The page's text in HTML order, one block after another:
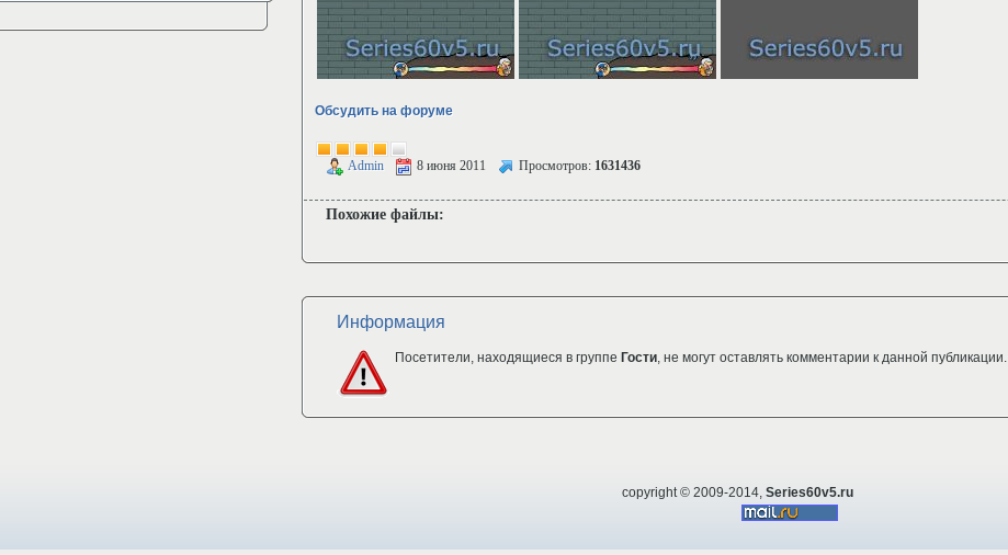
Обсудить на форуме
Admin 8 июня 2011 Просмотров: 1631436
Похожие файлы:
Информация
Посетители, находящиеся в группе Гости, не могут оставлять комментарии к данной публикации.
copyright © 2009-2014, Series60v5.ru